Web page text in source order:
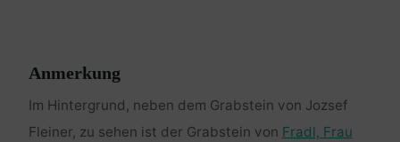
Anmerkung
Im Hintergrund, neben dem Grabstein von Jozsef
Fleiner, zu sehen ist der Grabstein von Fradl, Frau